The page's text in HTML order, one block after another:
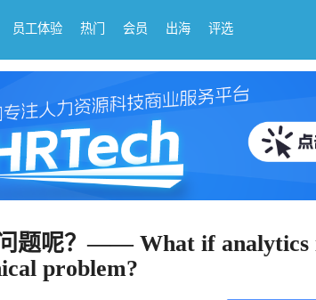
员工体验 热门 会员 出海 评选
题呢？—— What if analytics
problem?